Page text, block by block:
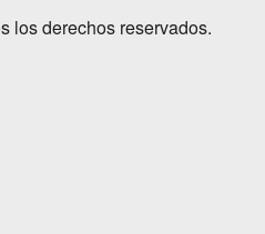
los derechos reservados.